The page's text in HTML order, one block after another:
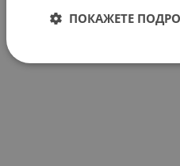
ПОКАЖЕТЕ